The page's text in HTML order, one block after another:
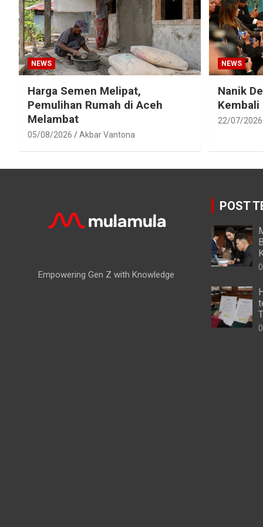
NEWS
Harga Semen Melipat,
Pemulihan Rumah di Aceh
Melambat
05/08/2026 Akbar Vantona
NEWS
Nanik
Kembali
22/07/2026
Empowering Gen Z with Knowledge
POST